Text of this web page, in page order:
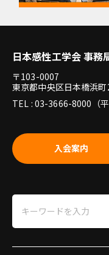
日本感性工学会 事務
〒103-0007
東京都中央区日本橋浜
TEL : 03-3666-8000（平
入会案内